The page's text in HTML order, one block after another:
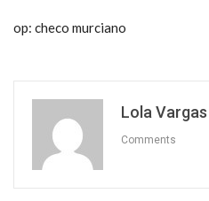
op: checo murciano
Lola Vargas
Comments